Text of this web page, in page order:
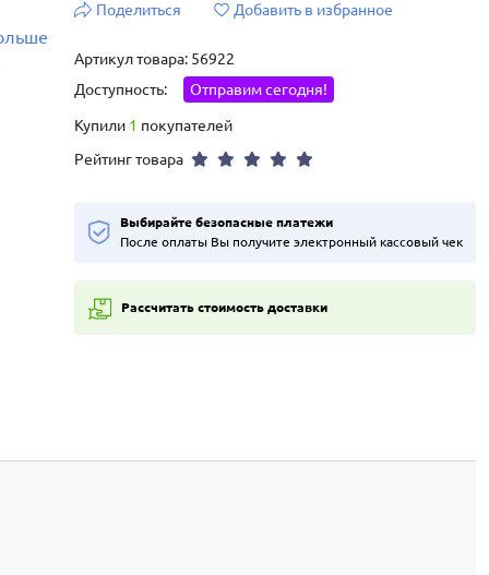
Поделиться Добавить в избранное
Артикул товара: 56922
Доступность:
Отправим сегодня!
Купили 1 покупателей
Рейтинг товара
Выбирайте безопасные платежи
После оплаты Вы получите электронный кассовый чек
Рассчитать стоимость доставки